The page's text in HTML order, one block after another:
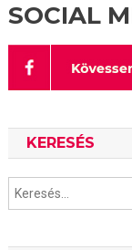
SOCIAL
KERESÉS